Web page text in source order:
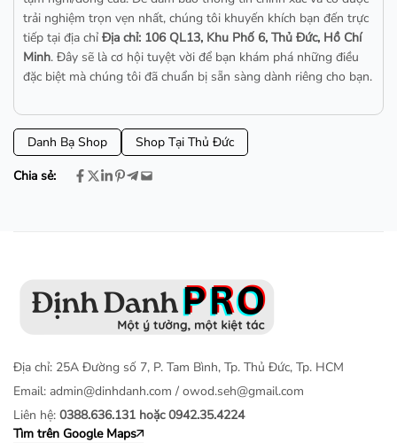
trải nghiệm trọn vẹn nhất, chúng tôi khuyến khích bạn đến trực
tiếp tại địa chỉ Địa chỉ: 106 QL13, Khu Phố 6, Thủ Đức, Hồ Chí
Minh. Đây sẽ là cơ hội tuyệt vời để bạn khám phá những điều
đặc biệt mà chúng tôi đã chuẩn bị sẵn sàng dành riêng cho bạn.
Danh Bạ Shop Shop Tại Thủ Đức
Chia sẻ:
Địa chỉ: 25A Đường số 7, P. Tam Bình, Tp. Thủ Đức, Tp. HCM
Email: admin@dinhdanh.com / owod.seh@gmail.com
Liên hệ: 0388.636.131 hoặc 0942.35.4224
Tìm trên Google Maps